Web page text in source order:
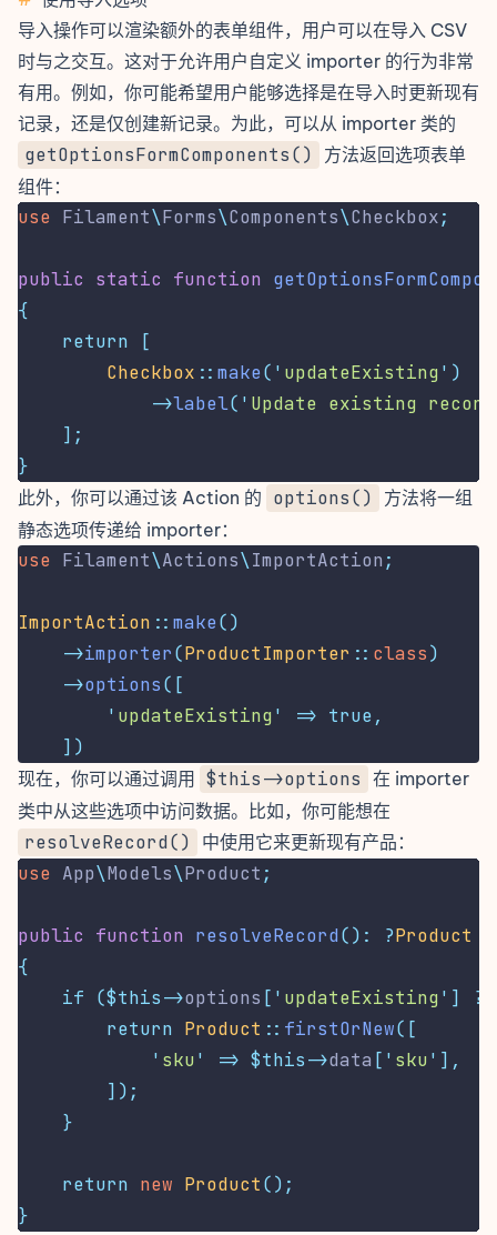
导入操作可以渲染额外的表单组件，用户可以在导入 CSV
时与之交互。这对于允许用户自定义 importer 的行为非常
有用。例如，你可能希望用户能够选择是在导入时更新现有
记录，还是仅创建新记录。为此，可以从 importer 类的
getOptionsFormComponents()
方法返回选项表单
组件：
use Filament\Forms\Components\Checkbox;
public static function
{
return
[
Checkbox :: make( ' updateExisting ' )
->label( ' Update existing
];
}
此外，你可以通过该 Action 的 options()
方法将一组
静态选项传递给 importer：
use Filament\Actions\ImportAction ;
ImportAction :: make()
->importer(ProductImporter :: class)
->options([
' updateExisting ' => true,
])
现在，你可以通过调用 $this->options 在 importer
类中从这些选项中访问数据。比如，你可能想在
resolveRecord() 中使用它来更新现有产品 ：
use App\Models\Product ;
public function resolveRecord(): ?Product
{
if
($this->options [ ' updateExisting ' ]
??
return Product :: firstOrNew([
' sku ' => $this->data [ ' sku ' ],
]);
}
return new Product();
}